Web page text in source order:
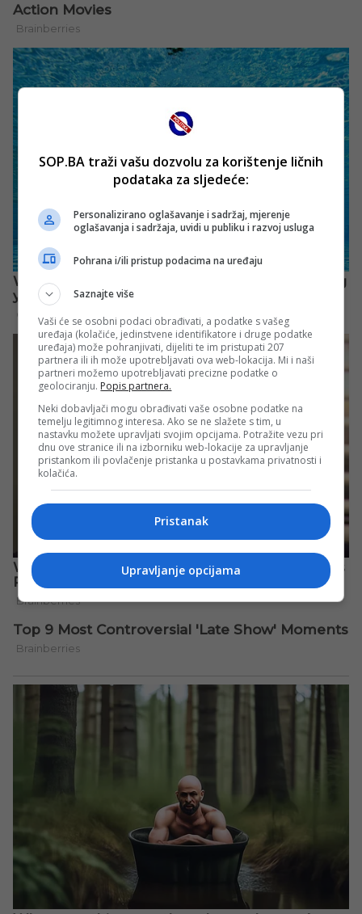
SOP.BA traži vašu dozvolu za korištenje ličnih
podataka za sljedeće:
Personalizirano oglašavanje i sadržaj, mjerenje
oglašavanja i sadržaja, uvidi u publiku i razvoj usluga
Pohrana i/ili pristup podacima na uređaju
Saznajte više
Vaši će se osobni podaci obrađivati, a podatke s vašeg
uređaja (kolačiće, jedinstvene identifikatore i druge podatke
uređaja) može pohranjivati, dijeliti te im pristupati 207
partnera ili ih može upotrebljavati ova web-lokacija. Mi i naši
partneri možemo upotrebljavati precizne podatke o
geolociranju. Popis partnera.
Neki dobavljači mogu obrađivati vaše osobne podatke na
temelju legitimnog interesa. Ako se ne slažete s tim, u
nastavku možete upravljati svojim opcijama. Potražite vezu pri
dnu ove stranice ili na izborniku web-lokacije za upravljanje
pristankom ili povlačenje pristanka u postavkama privatnosti i
kolačića.
Pristanak
Upravljanje opcijama